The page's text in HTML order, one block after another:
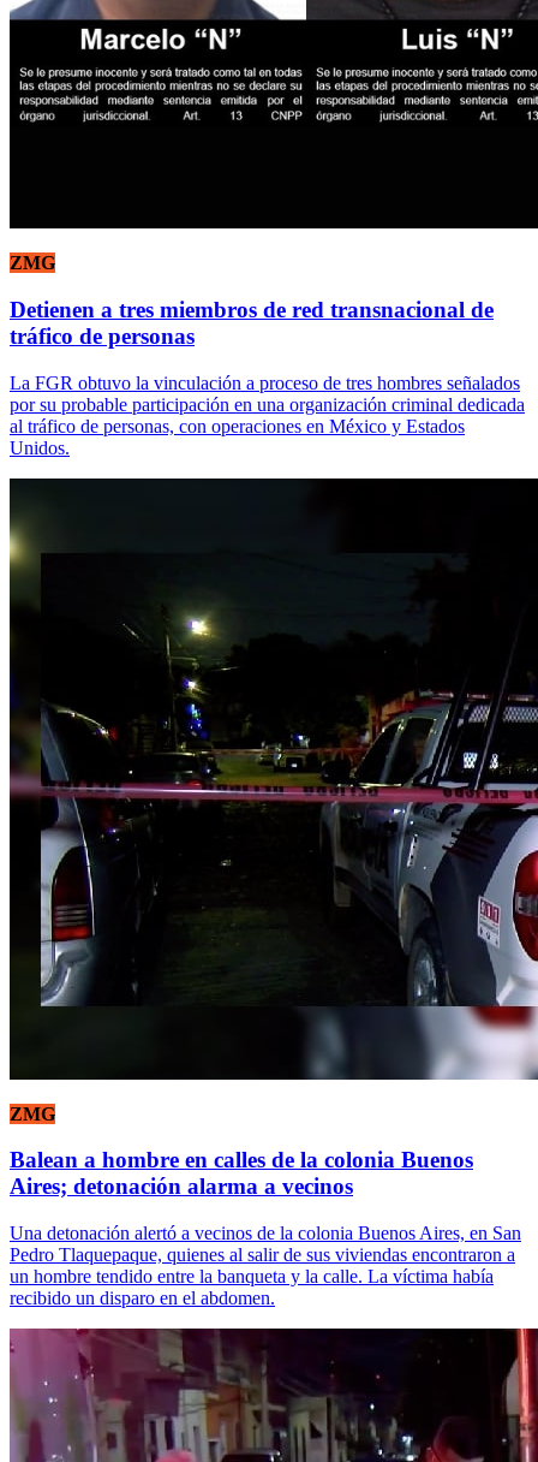
ZMG
Detienen a tres miembros de red transnacional de
tráfico de personas
La FGR obtuvo la vinculación a proceso de tres hombres señalados
por su probable participación en una organización criminal dedicada
al tráfico de personas, con operaciones en México y Estados
Unidos.
ZMG
Balean a hombre en calles de la colonia Buenos
Aires; detonación alarma a vecinos
Una detonación alertó a vecinos de la colonia Buenos Aires, en San
Pedro Tlaquepaque, quienes al salir de sus viviendas encontraron a
un hombre tendido entre la banqueta y la calle. La víctima había
recibido un disparo en el abdomen.